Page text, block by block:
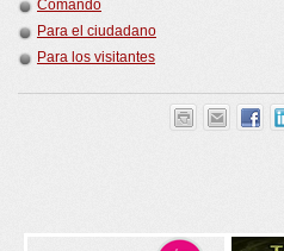
Comando
Para el ciudadano
Para los visitantes